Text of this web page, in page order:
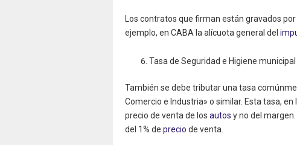
Los contratos que firman están gravados por
ejemplo, en CABA la alícuota general del
Tasa de Seguridad e Higiene municipal
También se debe tributar una tasa
Comercio e Industria» o similar. Esta tasa,
precio de venta de los autos y no del
del 1% de precio de venta.